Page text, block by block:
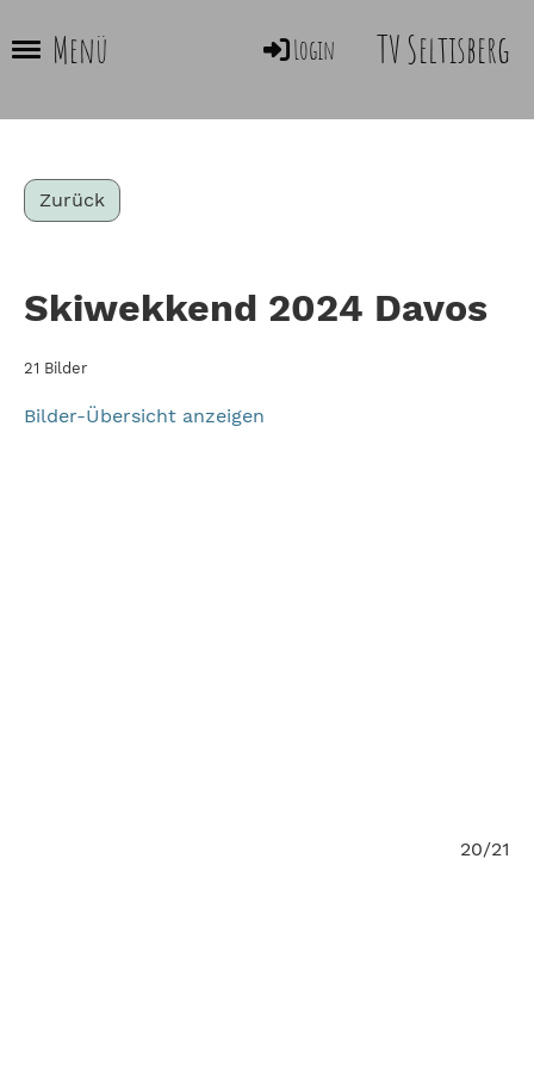
Menü Login TV Seltisberg
Zurück
Skiwekkend 2024 Davos
21 Bilder
Bilder-Übersicht anzeigen
20/21